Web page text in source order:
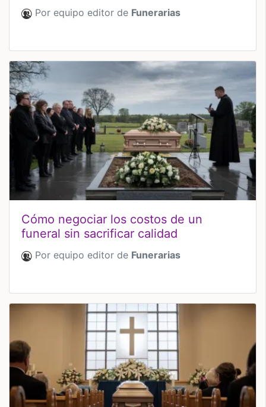
Por equipo editor de Funerarias
Cómo negociar los costos de un
funeral sin sacrificar calidad
Por equipo editor de Funerarias